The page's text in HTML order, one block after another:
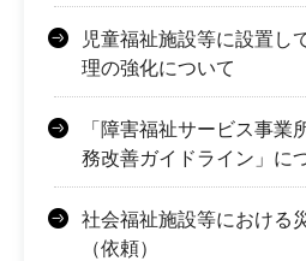
児童福祉施設等に設置し
理の強化について
「障害福祉サービス事業
務改善ガイドライン」に
社会福祉施設等における
（依頼）